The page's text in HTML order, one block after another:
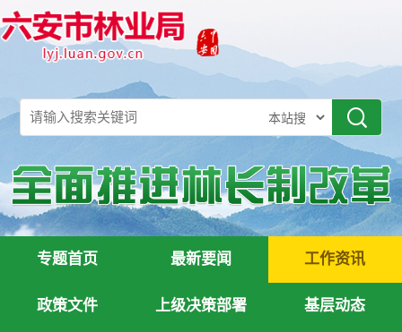
专题首页 最新要闻 工作资讯
政策文件 上级决策部署 基层动态